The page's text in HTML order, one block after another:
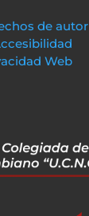
de autor
Web